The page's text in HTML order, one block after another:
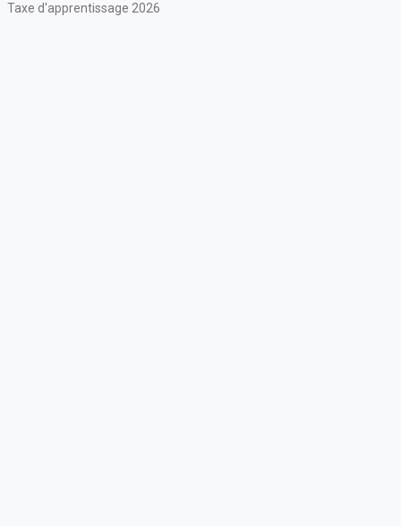
Taxe d'apprentissage 2026